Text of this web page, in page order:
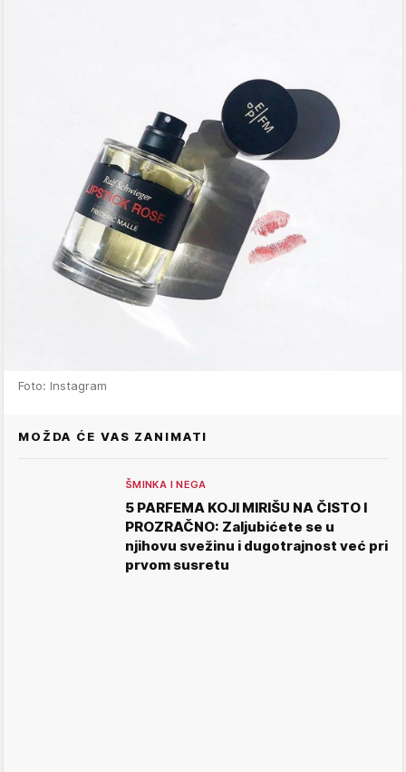
Foto: Instagram
MOŽDA ĆE VAS ZANIMATI
ŠMINKA I NEGA
5 PARFEMA KOJI MIRIŠU NA ČISTO I
PROZRAČNO: Zaljubićete se u
njihovu svežinu i dugotrajnost već pri
prvom susretu